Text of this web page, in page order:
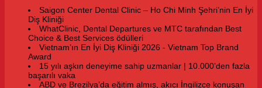
Saigon Center Dental Clinic – Ho Chi Minh Şehri’nin En İyi
Diş Kliniği
WhatClinic, Dental Departures ve MTC tarafından Best
Choice & Best Services ödülleri
Vietnam’ın En İyi Diş Kliniği 2026 - Vietnam Top Brand
Award
15 yılı aşkın deneyime sahip uzmanlar | 10.000’den fazla
başarılı vaka
ABD ve Brezilya’da eğitim almış, akıcı İngilizce konuşan